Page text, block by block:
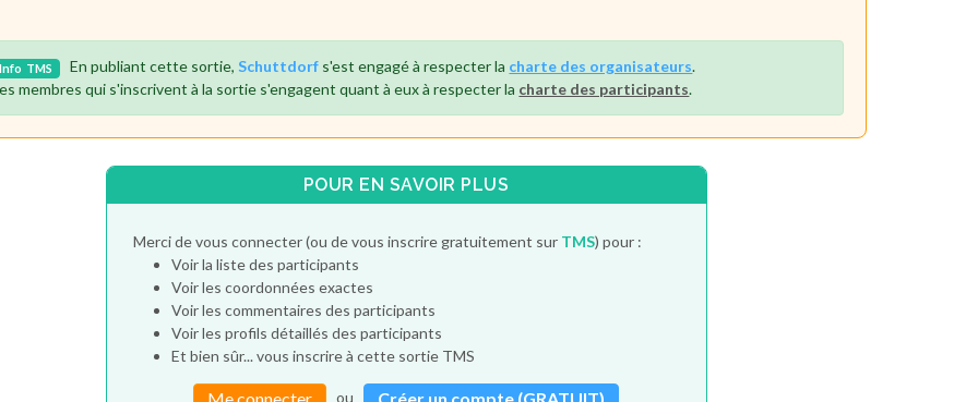
TMS En publiant cette sortie,Schuttdorf s'est engagé à respecter la charte des organisateurs.
membres qui s'inscrivent à la sortie s'engagent quant à eux à respecter la charte des participants.
POUR EN SAVOIR PLUS
Merci de vous connecter (ou de vous inscrire gratuitement sur TMS) pour :
Voir la liste des participants
Voir les coordonnées exactes
Voir les commentaires des participants
Voir les profils détaillés des participants
Et bien sûr... vous inscrire à cette sortie TMS
ou